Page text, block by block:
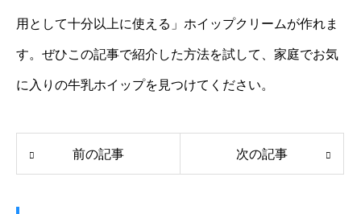
用として十分以上に使える」ホイップクリームが作れま
す。ぜひこの記事で紹介した方法を試して、家庭でお気
に入りの牛乳ホイップを見つけてください。
前の記事 次の記事